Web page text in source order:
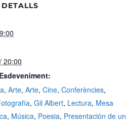
20:00
,Arte,Arte,Cine,Conferències,
,Gil Albert, Lectura, Mesa
, Música, Poesia, Presentación de un